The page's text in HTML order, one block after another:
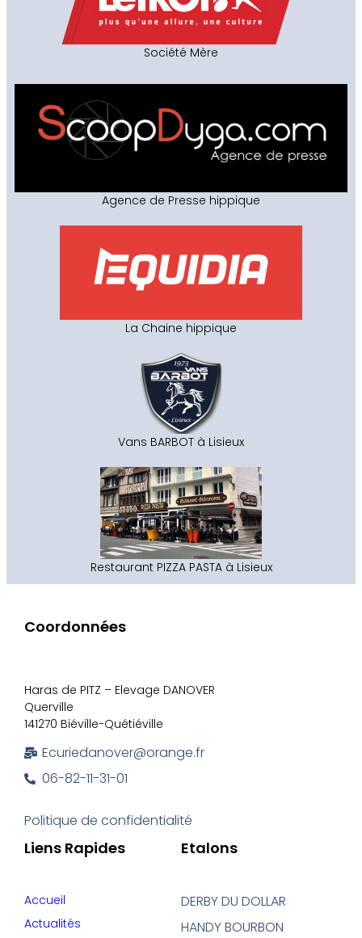
Société Mère
Agence de Presse hippique
La Chaine hippique
Vans BARBOT à Lisieux
Restaurant PIZZA PASTA à Lisieux
Etalons
DERBY DU DOLLAR
HANDY BOURBON
Liens Rapides
Accueil
Actualités
Coordonnées
Haras de PITZ – Elevage DANOVER
Querville
141270 Biéville-Quétiéville
Ecuriedanover@orange.fr
06-82-11-31-01
Politique de confidentialité